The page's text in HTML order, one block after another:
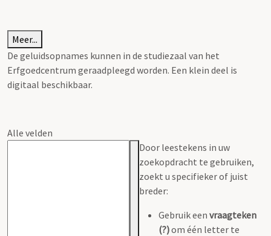
Meer...
De geluidsopnames kunnen in de studiezaal van het
Erfgoedcentrum geraadpleegd worden. Een klein deel is
digitaal beschikbaar.
Alle velden
Door leestekens in uw
zoekopdracht te gebruiken,
zoekt u specifieker of juist
breder:
Gebruik een vraagteken
(?)om één letter te